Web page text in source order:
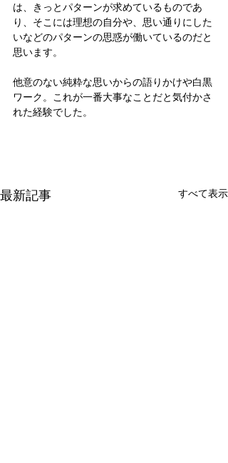
は、きっとパターンが求めているものであ
り、そこには理想の自分や、思い通りにした
いなどのパターンの思惑が働いているのだと
思います。
他意のない純粋な思いからの語りかけや白黒
ワーク。これが一番大事なことだと気付かさ
れた経験でした。
最新記事 すべて表示